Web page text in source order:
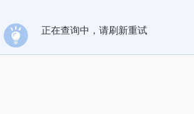
正在查询中，请刷新重试